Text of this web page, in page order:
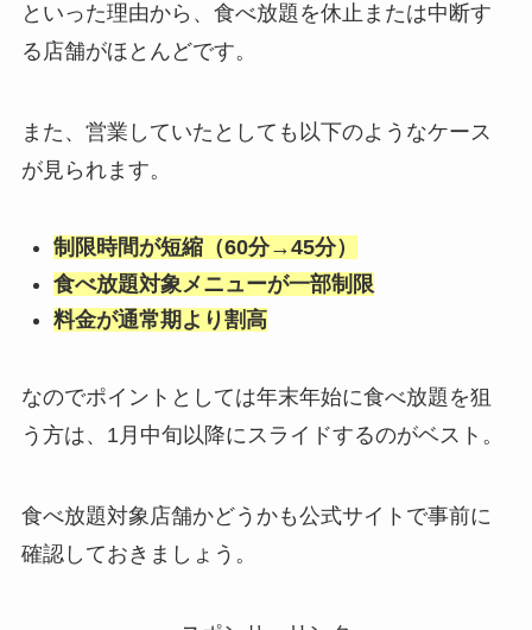
といった理由から、食べ放題を休止または中断す
る店舗がほとんどです。
また、営業していたとしても以下のようなケース
が見られます。
制限時間が短縮（60分→45分）
食べ放題対象メニューが一部制限
料金が通常期より割高
なのでポイントとしては年末年始に食べ放題を狙
う方は、1月中旬以降にスライドするのがベスト。
食べ放題対象店舗かどうかも公式サイトで事前に
確認しておきましょう。